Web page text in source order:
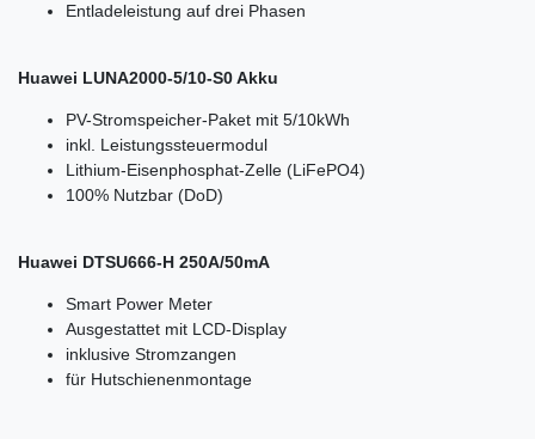
Entladeleistung auf drei Phasen
Huawei LUNA2000-5/10-S0 Akku
PV-Stromspeicher-Paket mit 5/10kWh
inkl. Leistungssteuermodul
Lithium-Eisenphosphat-Zelle (LiFePO4)
100% Nutzbar (DoD)
Huawei DTSU666-H 250A/50mA
Smart Power Meter
Ausgestattet mit LCD-Display
inklusive Stromzangen
für Hutschienenmontage